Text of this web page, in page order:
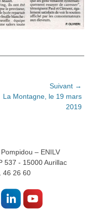
Suivant →
Article
La Montagne, le 19 mars
2019
– ENILV
537 - 15000 Aurillac
46 26 60